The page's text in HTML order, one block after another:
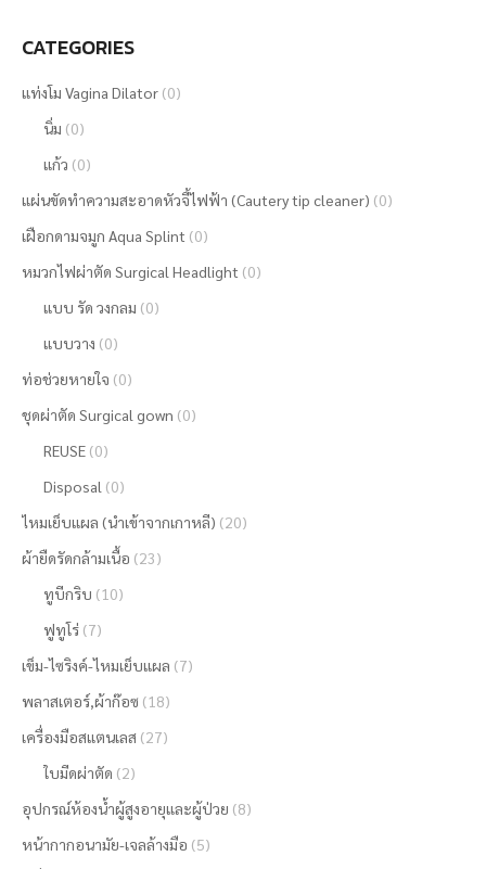
CATEGORIES
แท่งโม Vagina Dilator (0)
นิ่ม (0)
แก้ว (0)
แผ่นขัดทำความสะอาดหัวจี้ไฟฟ้า (Cautery tip cleaner) (0)
เฝือกดามจมูก Aqua Splint (0)
หมวกไฟผ่าตัด Surgical Headlight (0)
แบบ รัด วงกลม (0)
แบบวาง (0)
ท่อช่วยหายใจ (0)
ชุดผ่าตัด Surgical gown (0)
REUSE (0)
Disposal (0)
ไหมเย็บแผล (นำเข้าจากเกาหลี) (20)
ผ้ายืดรัดกล้ามเนื้อ (23)
ทูบีกริบ (10)
ฟูทูโร่ (7)
เข็ม-ไซริงค์-ไหมเย็บแผล (7)
พลาสเตอร์,ผ้าก๊อซ (18)
เครื่องมือสแตนเลส (27)
ใบมีดผ่าตัด (2)
อุปกรณ์ห้องน้ำผู้สูงอายุและผู้ป่วย (8)
หน้ากากอนามัย-เจลล้างมือ (5)